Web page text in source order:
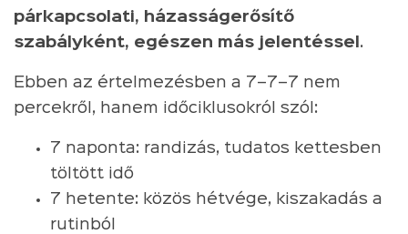
párkapcsolati, házasságerősítő
szabályként, egészen más jelentéssel .
Ebben az értelmezésben a 7–7–7 nem
percekről, hanem időciklusokról szól:
7 naponta: randizás, tudatos kettesben
töltött idő
7 hetente: közös hétvége, kiszakadás a
rutinból